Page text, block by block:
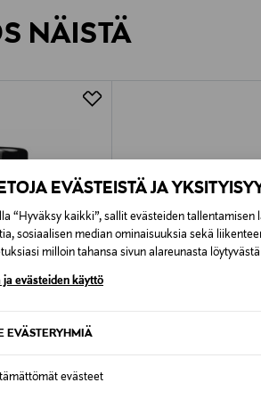
EVÄSTEISTÄ JA
“Hyväksy kaikki”, sallit evästeiden tallentamisen
sosiaalisen median ominaisuuksia sekä
milloin tahansa sivun alareunasta
ja evästeiden käyttö
EVÄSTERYHMIÄ
evästeet
Alk. 6,90
NÄISTÄ